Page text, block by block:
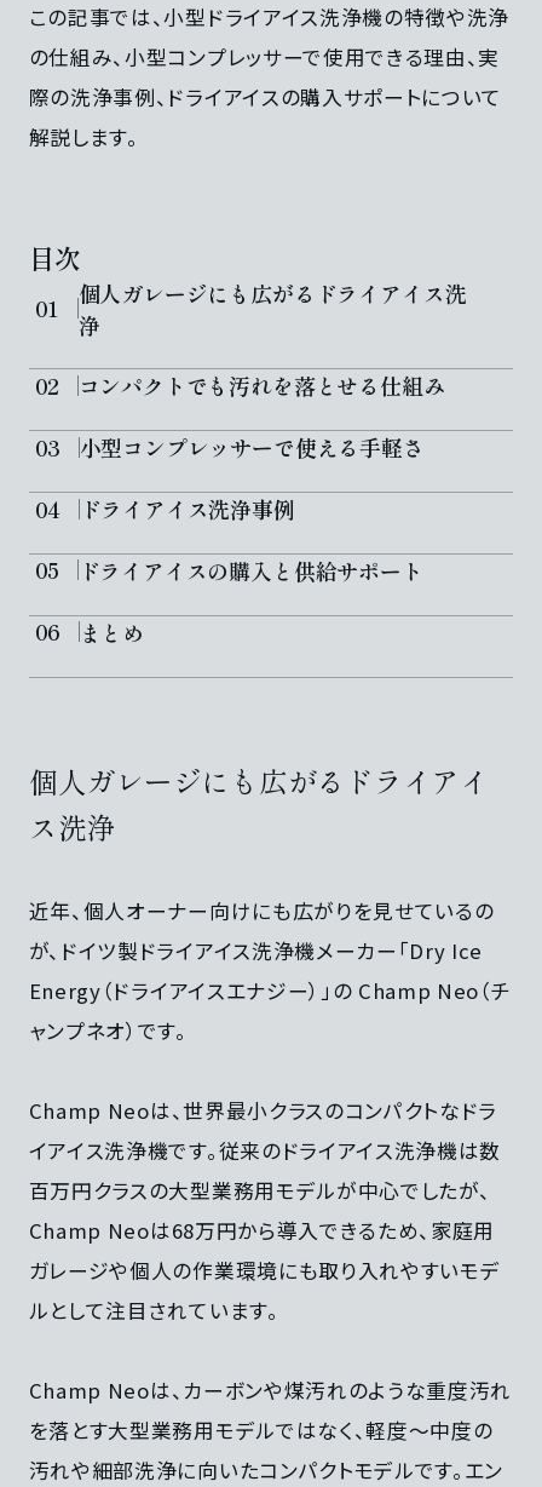
この記事では、小型ドライアイス洗浄機の特徴や洗浄
の仕組み、小型コンプレッサーで使用できる理由、実
際の洗浄事例、ドライアイスの購入サポートについて
解説します。
目次
個人ガレージにも広がるドライアイス洗
浄
コンパクトでも汚れを落とせる仕組み
小型コンプレッサーで使える手軽さ
ドライアイス洗浄事例
ドライアイスの購入と供給サポート
まとめ
個人ガレージにも広がるドライアイ
ス洗浄
近年、個人オーナー向けにも広がりを見せているの
が、ドイツ製ドライアイス洗浄機メーカー「Dry Ice
Energy（ドライアイスエナジー）」の Champ Neo（チ
ャンプネオ）です。
Champ Neoは、世界最小クラスのコンパクトなドラ
イアイス洗浄機です。従来のドライアイス洗浄機は数
百万円クラスの大型業務用モデルが中心でしたが、
Champ Neoは68万円から導入できるため、家庭用
ガレージや個人の作業環境にも取り入れやすいモデ
ルとして注目されています。
Champ Neoは、カーボンや煤汚れのような重度汚れ
を落とす大型業務用モデルではなく、軽度〜中度の
汚れや細部洗浄に向いたコンパクトモデルです。エン